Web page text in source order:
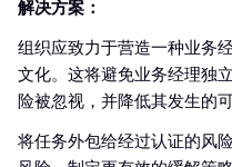
解决方案：
组织应致力于营造一种业务
文化。这将避免业务经理独
险被忽视，并降低其发生的可
将任务外包给经过认证的风